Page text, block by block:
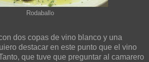
Rodaballo
dos copas de vino blanco y una
destacar en este punto que el vino
que tuve que preguntar al camarero